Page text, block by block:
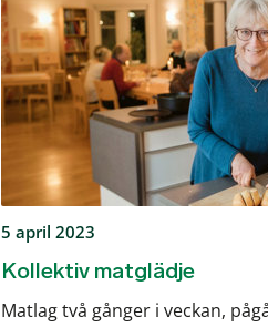
5 april 2023
Kollektiv matglädje
Matlag två gånger i veckan,